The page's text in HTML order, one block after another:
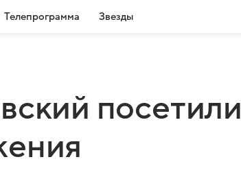
Телепрограмма Звезды
посетили